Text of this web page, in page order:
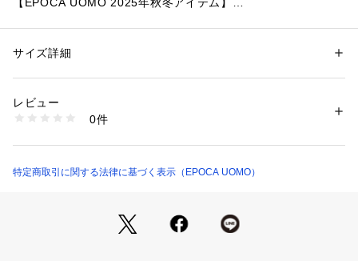
ね備え、コンフォータブルな着心地を実現。
ステルを使用することで上品で高級感のある仕上がりに。
一枚着からセットアップのインナーまで幅広く対応。
性別：メンズ
素材：綿65% ポリエステル35%
商品番号：
M1M34641-- （ショップ）
サイズ詳細
レビュー
0件
特定商取引に関する法律に基づく表示（EPOCA UOMO）